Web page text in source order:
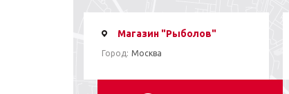
Магазин "Рыболов"
Город: Москва